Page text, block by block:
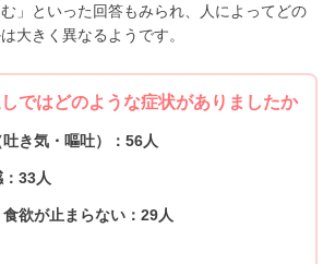
」といった回答もみられ、人によってどの
大きく異なるようです。
ではどのような症状がありましたか
き気・嘔吐）：56人
33人
欲が止まらない：29人